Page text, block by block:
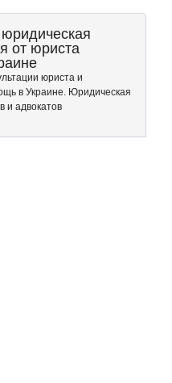
от юриста
юриста и
в Украине. Юридическая
и адвокатов